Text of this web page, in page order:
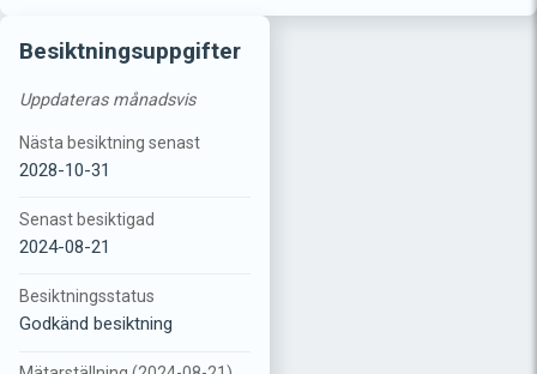
Besiktningsuppgifter
Uppdateras månadsvis
Nästa besiktning senast
2028-10-31
Senast besiktigad
2024-08-21
Besiktningsstatus
Godkänd besiktning